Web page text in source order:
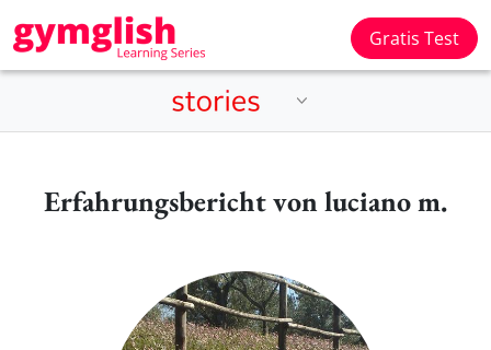
Gratis Test
Erfahrungsbericht von luciano m.